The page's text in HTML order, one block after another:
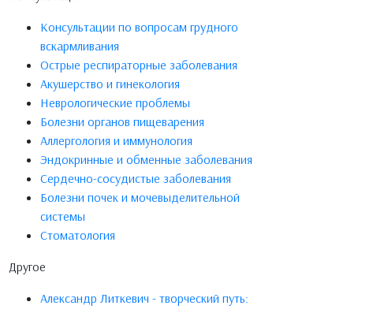
Консультации по вопросам грудного
вскармливания
Острые респираторные заболевания
Акушерство и гинекология
Неврологические проблемы
Болезни органов пищеварения
Аллергология и иммунология
Эндокринные и обменные заболевания
Сердечно-сосудистые заболевания
Болезни почек и мочевыделительной
системы
Стоматология
Другое
Александр Литкевич - творческий путь: